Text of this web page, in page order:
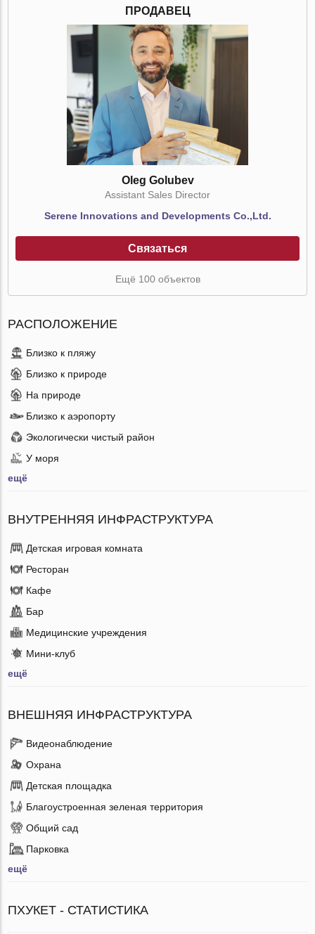
ПРОДАВЕЦ
Oleg Golubev
Assistant Sales Director
Serene Innovations and Developments Co.,Ltd.
Связаться
Ещё 100 объектов
РАСПОЛОЖЕНИЕ
Близко к пляжу
Близко к природе
На природе
Близко к аэропорту
Экологически чистый район
У моря
ещё
ВНУТРЕННЯЯ ИНФРАСТРУКТУРА
Детская игровая комната
Ресторан
Кафе
Бар
Медицинские учреждения
Мини-клуб
ещё
ВНЕШНЯЯ ИНФРАСТРУКТУРА
Видеонаблюдение
Охрана
Детская площадка
Благоустроенная зеленая территория
Общий сад
Парковка
ещё
ПХУКЕТ - СТАТИСТИКА